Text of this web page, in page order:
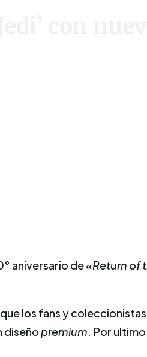
aniversario de«Return of
los fans ycoleccionistas
diseñopremium. Por ultimo